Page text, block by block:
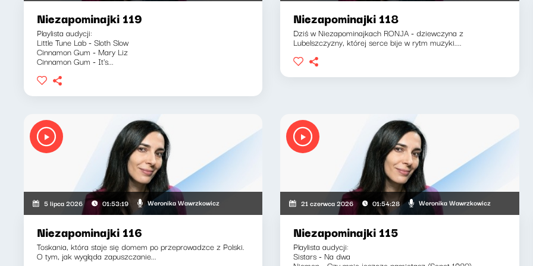
Niezapominajki 119
Playlista audycji:
Little Tune Lab - Sloth Slow
Cinnamon Gum - Mary Liz
Cinnamon Gum - It's...
Niezapominajki 118
Dziś w Niezapominajkach RONJA - dziewczyna z
Lubelszczyzny, której serce bije w rytm muzyki....
5 lipca 2026 01:53:19 Weronika Wawrzkowicz
Niezapominajki 116
Toskania, która staje się domem po przeprowadzce z Polski.
O tym, jak wygląda zapuszczanie...
21 czerwca 2026 01:54:28 Weronika Wawrzkowicz
Niezapominajki 115
Playlista audycji:
Sistars - Na dwa